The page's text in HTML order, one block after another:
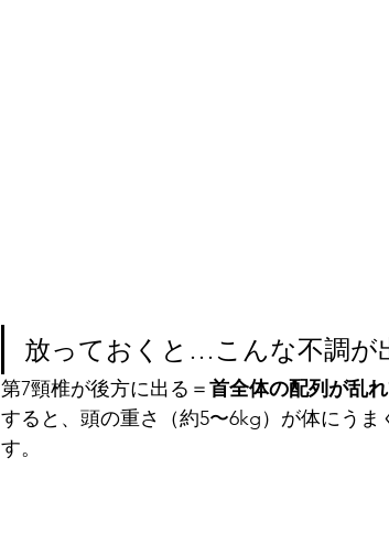
放っておくと…こんな不調が
第7頸椎が後方に出る＝首全体の配列が乱
すると、頭の重さ（約5〜6kg）が体にう
す。